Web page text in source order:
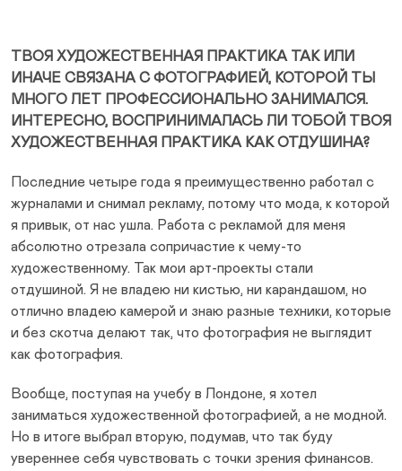
ТВОЯ ХУДОЖЕСТВЕННАЯ ПРАКТИКА ТАК ИЛИ
ИНАЧЕ СВЯЗАНА С ФОТОГРАФИЕЙ, КОТОРОЙ ТЫ
МНОГО ЛЕТ ПРОФЕССИОНАЛЬНО ЗАНИМАЛСЯ.
ИНТЕРЕСНО, ВОСПРИНИМАЛАСЬ ЛИ ТОБОЙ ТВОЯ
ХУДОЖЕСТВЕННАЯ ПРАКТИКА КАК ОТДУШИНА?
Последние четыре года я преимущественно работал с
журналами и снимал рекламу, потому что мода, к которой
я привык, от нас ушла. Работа с рекламой для меня
абсолютно отрезала сопричастие к чему-то
художественному. Так мои арт-проекты стали
отдушиной. Я не владею ни кистью, ни карандашом, но
отлично владею камерой и знаю разные техники, которые
и без скотча делают так, что фотография не выглядит
как фотография.
Вообще, поступая на учебу в Лондоне, я хотел
заниматься художественной фотографией, а не модной.
Но в итоге выбрал вторую, подумав, что так буду
увереннее себя чувствовать с точки зрения финансов.